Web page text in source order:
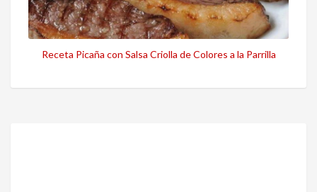
Receta Picaña con Salsa Criolla de Colores a la Parrilla